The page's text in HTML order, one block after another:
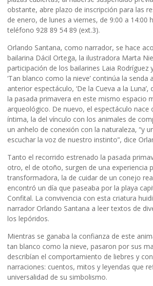
obstante, abre plazo de inscripción para las
de enero, de lunes a viernes, de 9:00 a 14:00
teléfono 928 89 54 89 (ext.3).
Orlando Santana, como narrador, se hace
bailarina Dácil Ortega, la ilustradora Marta
participación de los bailarines Laia Rodríguez
‘Tan blanco como la nieve’ continúa la senda
anterior espectáculo, ‘De la Cueva a la
la pasada primavera en este mismo espacio
arqueológico. De nuevo, el espectáculo nace
íntima, la del vínculo con los animales de
un anhelo de conexión con la naturaleza, “y
escuchar la voz de nuestro instinto”, dice
Tanto el recorrido estrenado la pasada
otro, el de otoño, surgen de una experiencia
transformadora, la de cuidar de un conejo
encontró un día que paseaba por la playa
Confital. La convivencia con esta criatura
narrador Orlando Santana a leer textos de
los lepóridos.
Mientras se ganaba la confianza de este
tan blanco como la nieve, pasaron por sus
describían el comportamiento de liebres y
narraciones: cuentos, mitos y leyendas que
universalidad de su simbolismo.